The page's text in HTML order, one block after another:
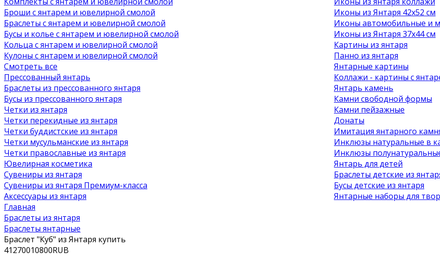
Броши с янтарем и ювелирной смолой
Браслеты с янтарем и ювелирной смолой
Бусы и колье с янтарем и ювелирной смолой
Кольца с янтарем и ювелирной смолой
Кулоны с янтарем и ювелирной смолой
Смотреть все
Прессованный янтарь
Браслеты из прессованного янтаря
Бусы из прессованного янтаря
Четки из янтаря
Четки перекидные из янтаря
Четки буддистские из янтаря
Четки мусульманские из янтаря
Четки православные из янтаря
Ювелирная косметика
Сувениры из янтаря
Сувениры из янтаря Премиум-класса
Аксессуары из янтаря
Иконы из Янтаря 42х52 см
Иконы автомобильные и
Иконы из Янтаря 37х44 см
Картины из янтаря
Панно из янтаря
Янтарные картины
Коллажи - картины с
Янтарь камень
Камни свободной формы
Камни пейзажные
Донаты
Имитация янтарного
Инклюзы натуральные в
Инклюзы
Янтарь для детей
Браслеты детские из
Бусы детские из янтаря
Янтарные наборы для
Главная
Браслеты из янтаря
Браслеты янтарные
Браслет "Куб" из Янтаря купить
41270010800RUB